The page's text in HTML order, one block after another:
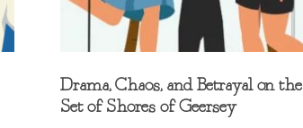
Drama, Chaos, and Betrayal on the
Set of Shores of Geersey